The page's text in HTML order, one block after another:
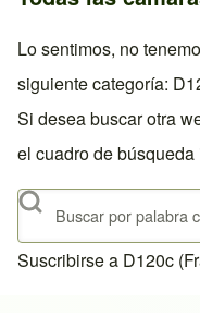
Lo sentimos, no
siguiente categoría:
Si desea buscar otra
el cuadro de búsqueda
Buscar
Suscribirse a D120c